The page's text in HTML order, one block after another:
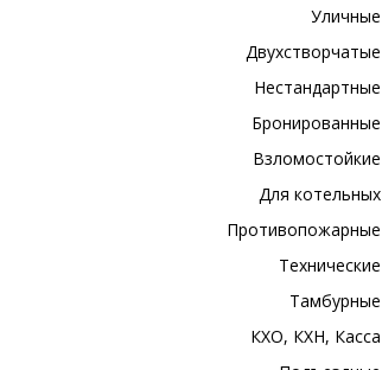
Уличные
Двухстворчатые
Нестандартные
Бронированные
Взломостойкие
Для котельных
Противопожарные
Технические
Тамбурные
КХО, КХН, Касса